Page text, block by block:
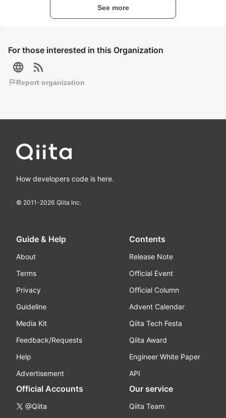
For those interested in this Organization
language rss_feed
flagReport organization
See more
How developers code is here.
© 2011-2026 Qiita Inc.
Guide & Help
About
Terms
Privacy
Guideline
Media Kit
Feedback/Requests
Help
Advertisement
Contents
Release Note
Official Event
Official Column
Advent Calendar
Qiita Tech Festa
Qiita Award
Engineer White Paper
API
Official Accounts
@Qiita
Our service
Qiita Team